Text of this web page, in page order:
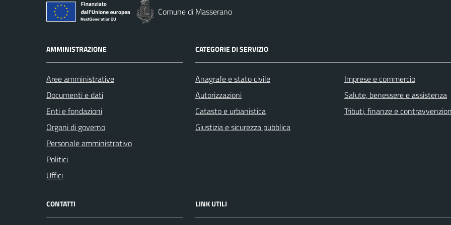
Comune di Masserano
AMMINISTRAZIONE
Aree amministrative
Documenti e dati
Enti e fondazioni
Organi di governo
Personale amministrativo
Politici
Uffici
CATEGORIE DI SERVIZIO
Anagrafe e stato civile
Autorizzazioni
Catasto e urbanistica
Giustizia e sicurezza pubblica
Imprese e commercio
Salute, benessere e assistenza
Tributi, finanze e
CONTATTI LINK UTILI